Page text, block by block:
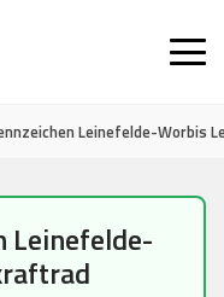
Leinefelde-Worbis
Leinefelde-